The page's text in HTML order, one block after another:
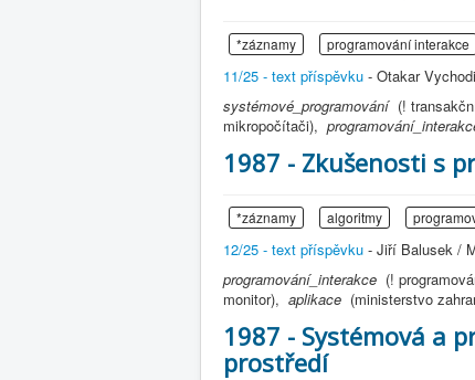
*záznamy programování interakce
11/25 - text příspěvku - Otakar
systémové_programování (!
mikropočítači),
1987 - Zkušenosti s
*záznamy algoritmy
12/25 - text příspěvku - Jiří Balusek /
programování_interakce (!
monitor), aplikace (ministerstvo
1987 - Systémová a
prostředí